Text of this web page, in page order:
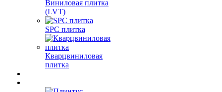
Виниловая плитка
(LVT)
SPC плитка
Кварцвиниловая
плитка